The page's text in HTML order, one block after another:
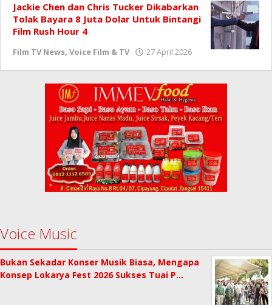
Jackie Chen dan Chris Tucker Dikabarkan
Tolak Bayara 8 Juta Dolar Untuk Bintangi
Film Rush Hour 4
Film TV News, Voice Film & TV 27 April 2026
oleh
Voice Music
Bukan Sekadar Konser Musik Biasa, Mengapa
Konsep Lokarya Fest 2026 Sukses Tuai P…